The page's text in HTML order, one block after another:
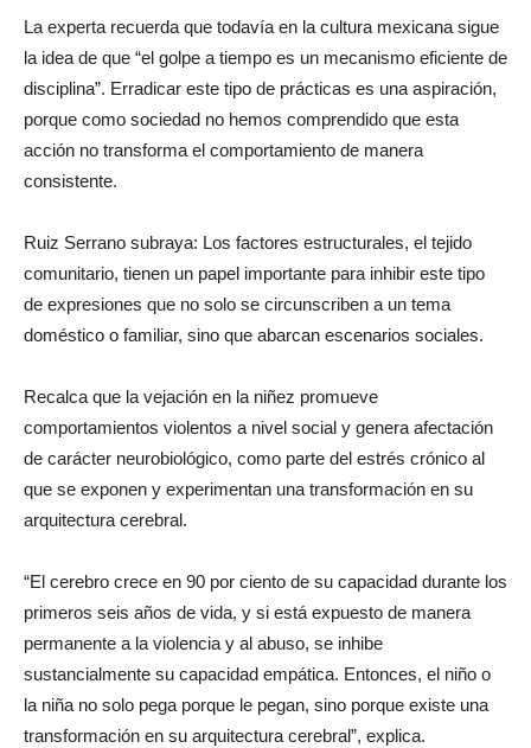
La experta recuerda que todavía en la cultura mexicana sigue
la idea de que “el golpe a tiempo es un mecanismo eficiente de
disciplina”. Erradicar este tipo de prácticas es una aspiración,
porque como sociedad no hemos comprendido que esta
acción no transforma el comportamiento de manera
consistente.
Ruiz Serrano subraya: Los factores estructurales, el tejido
comunitario, tienen un papel importante para inhibir este tipo
de expresiones que no solo se circunscriben a un tema
doméstico o familiar, sino que abarcan escenarios sociales.
Recalca que la vejación en la niñez promueve
comportamientos violentos a nivel social y genera afectación
de carácter neurobiológico, como parte del estrés crónico al
que se exponen y experimentan una transformación en su
arquitectura cerebral.
“El cerebro crece en 90 por ciento de su capacidad durante los
primeros seis años de vida, y si está expuesto de manera
permanente a la violencia y al abuso, se inhibe
sustancialmente su capacidad empática. Entonces, el niño o
la niña no solo pega porque le pegan, sino porque existe una
transformación en su arquitectura cerebral”, explica.